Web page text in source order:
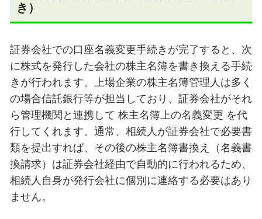
き）
証券会社での口座名義変更手続きが完了すると、次
に株式を発行した会社の株主名簿を書き換える手続
きが行われます。上場企業の株主名簿管理人は多く
の場合信託銀行等が担当しており、証券会社がそれ
ら管理機関と連携して 株主名簿上の名義変更 を代
行してくれます。通常、相続人が証券会社で必要書
類を提出すれば、その後の株主名簿書換え（名義書
換請求）は証券会社経由で自動的に行われるため、
相続人自身が発行会社に個別に連絡する必要はあり
ません。